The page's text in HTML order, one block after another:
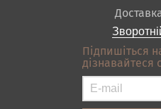
Акціі
Оплата і
Відгуки
Контакти
Карта
Умови
Підпишіться
дізнавайтеся